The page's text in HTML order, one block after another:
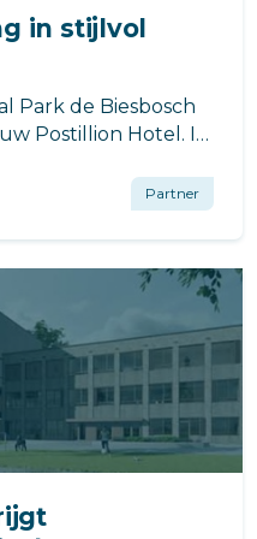
in stijlvol
Park de Biesbosch
Postillion Hotel. In
werkt VB Bouw aan
met een
karakter.
Partner